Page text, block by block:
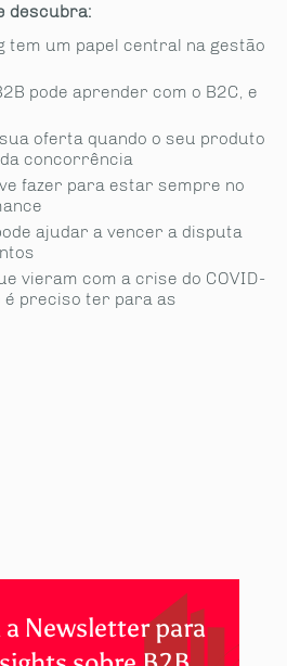
descubra:
tem um papel central na gestão
pode aprender com o B2C, e
oferta quando o seu produto
concorrência
fazer para estar sempre no
ajudar a vencer a disputa
vieram com a crise do COVID-
é preciso ter para as
a Newsletter para